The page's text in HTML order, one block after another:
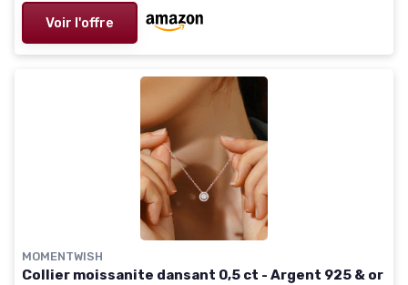
Voir l'offre
MOMENTWISH
Collier moissanite dansant 0,5 ct - Argent 925 & or